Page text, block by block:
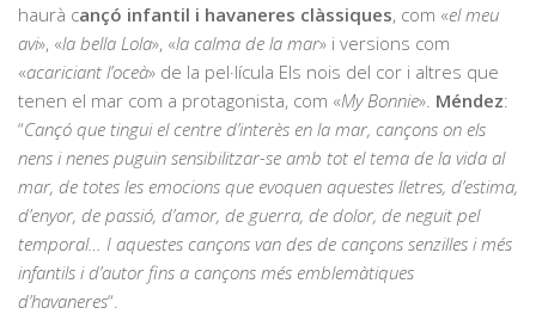
haurà cançó infantil i havaneres clàssiques, com «el meu
avi», «la bella Lola», «la calma de la mar» i versions com
«acariciant l’oceà» de la pel·lícula Els nois del cor i altres que
tenen el mar com a protagonista, com «My Bonnie». Méndez:
“Cançó que tingui el centre d’interès en la mar, cançons on els
nens i nenes puguin sensibilitzar-se amb tot el tema de la vida al
mar, de totes les emocions que evoquen aquestes lletres, d’estima,
d’enyor, de passió, d’amor, de guerra, de dolor, de neguit pel
temporal… I aquestes cançons van des de cançons senzilles i més
infantils i d’autor fins a cançons més emblemàtiques
d’havaneres“.